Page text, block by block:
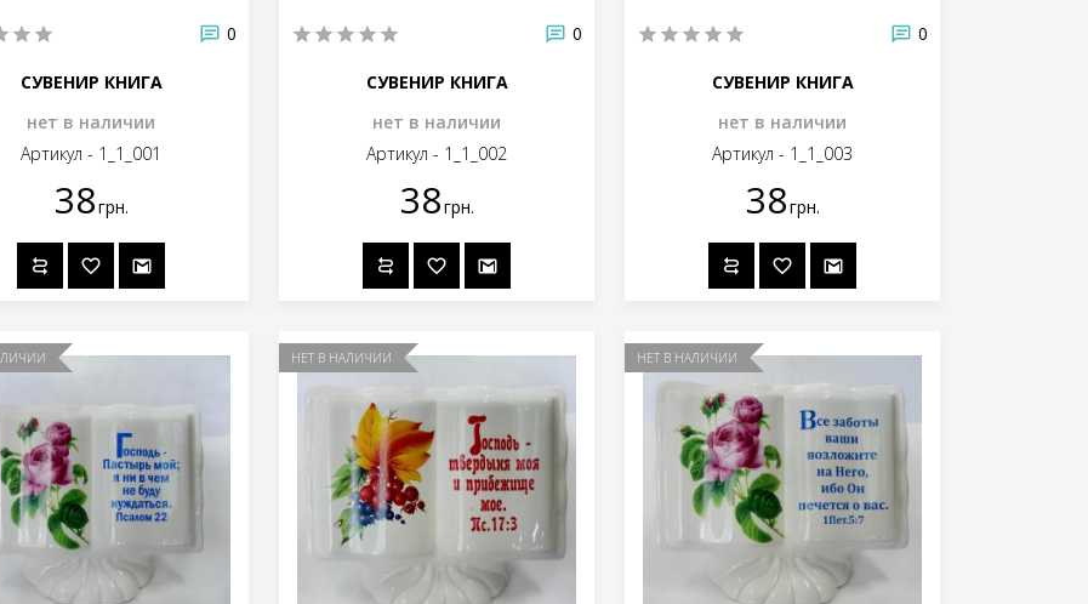
0
СУВЕНИР КНИГА
нет в наличии
Артикул - 1_1_001
38грн.
0
СУВЕНИР КНИГА
нет в наличии
Артикул - 1_1_002
38грн.
0
СУВЕНИР КНИГА
нет в наличии
Артикул - 1_1_003
38грн.
НЕТ В НАЛИЧИИ НЕТ В НАЛИЧИИ